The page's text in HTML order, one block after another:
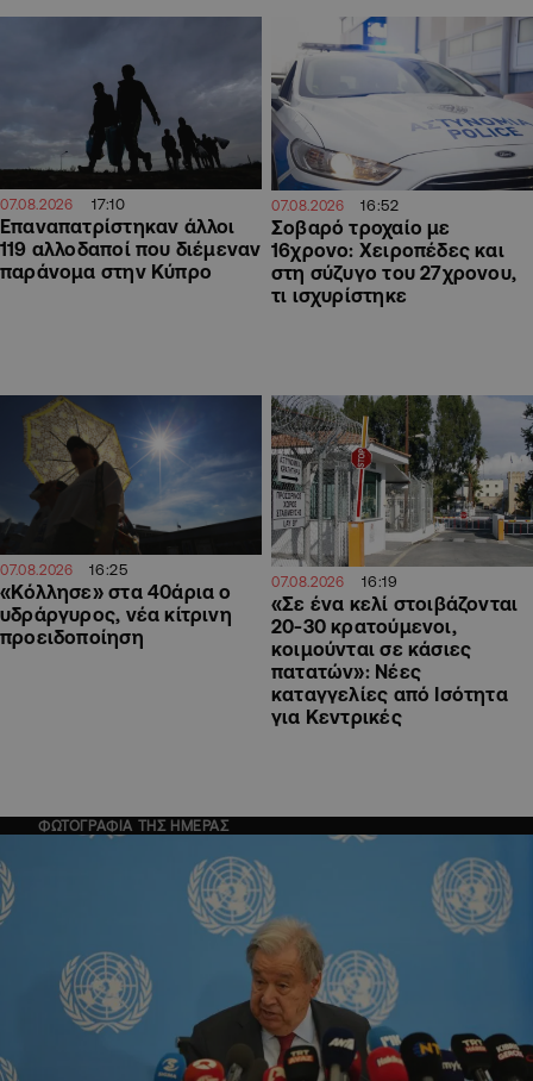
07.08.2026 17:10
Επαναπατρίστηκαν άλλοι
119 αλλοδαποί που διέμεναν
παράνομα στην Κύπρο
07.08.2026 16:52
Σοβαρό τροχαίο με
16χρονο: Χειροπέδες και
στη σύζυγο του 27χρονου,
τι ισχυρίστηκε
07.08.2026 16:25
«Κόλλησε» στα 40άρια ο
υδράργυρος, νέα κίτρινη
προειδοποίηση
07.08.2026 16:19
«Σε ένα κελί στοιβάζονται
20-30 κρατούμενοι,
κοιμούνται σε κάσιες
πατατών»: Νέες
καταγγελίες από Ισότητα
για Κεντρικές
ΦΩΤΟΓΡΑΦΙΑ ΤΗΣ ΗΜΕΡΑΣ